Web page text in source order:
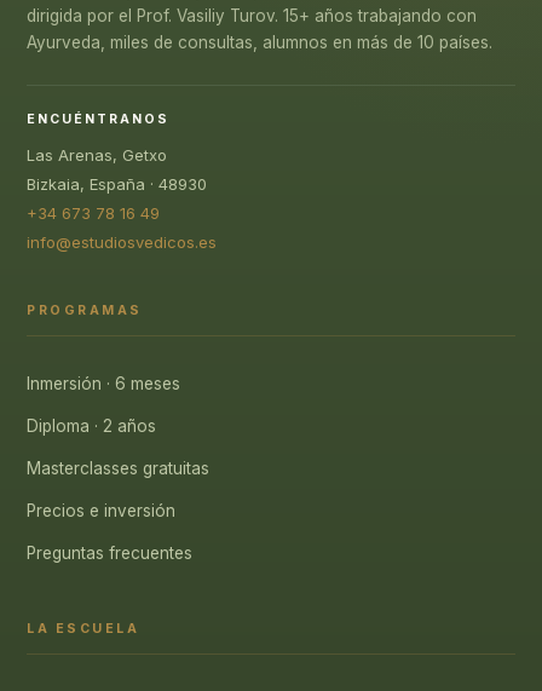
dirigida por el Prof. Vasiliy Turov. 15+ años trabajando con
Ayurveda, miles de consultas, alumnos en más de 10 países.
ENCUÉNTRANOS
Las Arenas, Getxo
Bizkaia, España · 48930
+34 673 78 16 49
info@estudiosvedicos.es
PROGRAMAS
Inmersión · 6 meses
Diploma · 2 años
Masterclasses gratuitas
Precios e inversión
Preguntas frecuentes
LA ESCUELA